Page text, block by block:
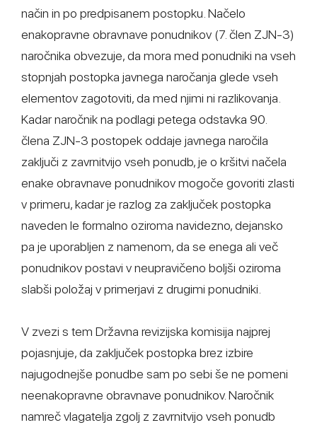
način in po predpisanem postopku. Načelo
enakopravne obravnave ponudnikov (7. člen ZJN-3)
naročnika obvezuje, da mora med ponudniki na vseh
stopnjah postopka javnega naročanja glede vseh
elementov zagotoviti, da med njimi ni razlikovanja.
Kadar naročnik na podlagi petega odstavka 90.
člena ZJN-3 postopek oddaje javnega naročila
zaključi z zavrnitvijo vseh ponudb, je o kršitvi načela
enake obravnave ponudnikov mogoče govoriti zlasti
v primeru, kadar je razlog za zaključek postopka
naveden le formalno oziroma navidezno, dejansko
pa je uporabljen z namenom, da se enega ali več
ponudnikov postavi v neupravičeno boljši oziroma
slabši položaj v primerjavi z drugimi ponudniki.
V zvezi s tem Državna revizijska komisija najprej
pojasnjuje, da zaključek postopka brez izbire
najugodnejše ponudbe sam po sebi še ne pomeni
neenakopravne obravnave ponudnikov. Naročnik
namreč vlagatelja zgolj z zavrnitvijo vseh ponudb